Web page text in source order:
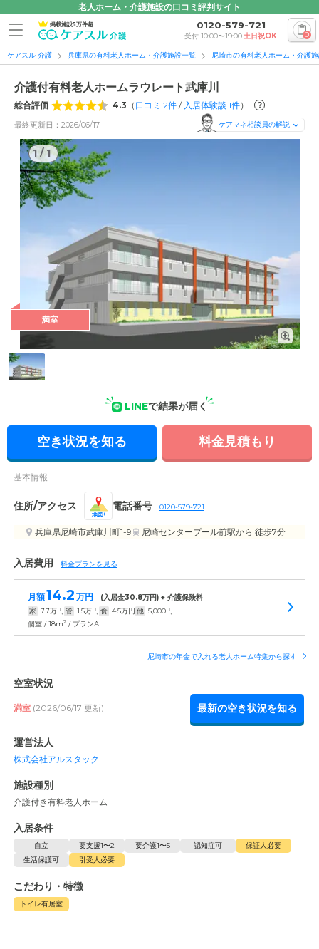
老人ホーム・介護施設の口コミ評判サイト
掲載施設5万件超 0120-579-721
受付 10:00〜19:00土日祝OK 0
ケアスル 介護 兵庫県の有料老人ホーム・介護施設一覧 尼崎市の有料老人ホーム・介護
介護付有料老人ホームラウレート武庫川
総合評価 4.3 （ 口コミ 2件 /入居体験談 1件） ?
最終更新日：2026/06/17 ケアマネ相談員の解説
1/1
1/1
外観: スタイリッシュなデザインのアパートタイプのホーム。
阪神本線「尼崎センタープール前」駅から近く便利です。
満室
LINEで結果が届く
空き状況を知る 料金見積もり
基本情報
住所/アクセス
地図
電話番号 0120-579-721
兵庫県尼崎市武庫川町1-9 尼崎センタープール前駅から 徒歩7分
入居費用 料金プランを見る
月額14.2 万円 (入居金30.8万円) + 介護保険料
家 7.7万円 管 1.5万円 食 4.5万円 他 5,000円
個室 / 18m2 / プランA
尼崎市の年金で入れる老人ホーム特集から探す
空室状況
満室 (2026/06/17 更新) 最新の空き状況を知る
運営法人
株式会社アルスタック
施設種別
介護付き有料老人ホーム
入居条件
自立 要支援1〜2 要介護1〜5 認知症可
保証人必要
生活保護可
引受人必要
こだわり・特徴
トイレ有居室